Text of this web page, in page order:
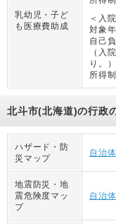
乳幼児・子ど
も医療費助成
＜入
対象年
自己負
（ 入
り。
）
所得制
北斗市(北海道)の行政
ハザード・防
災マップ
自治
地震防災・地
震危険度マッ
プ
自治